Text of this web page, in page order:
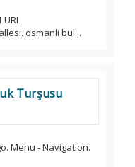
URL
osmanli bul...
Turşusu
Menu - Navigation.